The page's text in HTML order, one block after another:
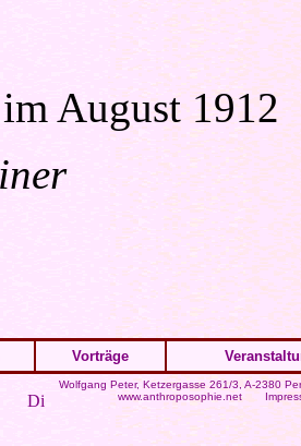
August 1912
Vorträge
Wolfgang Peter, Ketzergasse 261/3, A-2380
www.anthroposophie.net